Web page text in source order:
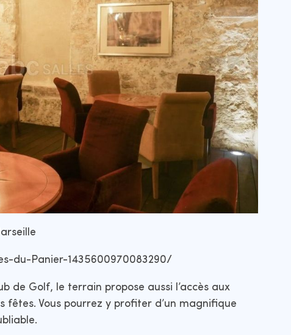
du-Panier-1435600970083290/
de Golf, le terrain propose aussi l’accès aux
Vous pourrez y profiter d’un magnifique